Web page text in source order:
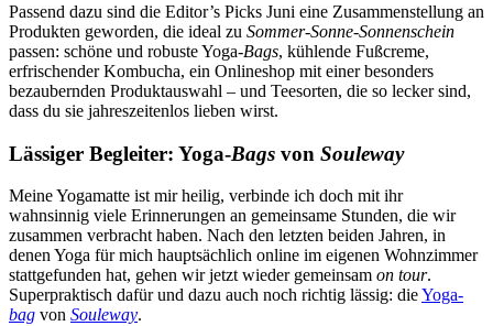
Passend dazu sind die Editor’s Picks Juni eine Zusammenstellung an
Produkten geworden, die ideal zu Sommer-Sonne-Sonnenschein
passen: schöne und robuste Yoga-Bags, kühlende Fußcreme,
erfrischender Kombucha, ein Onlineshop mit einer besonders
bezaubernden Produktauswahl – und Teesorten, die so lecker sind,
dass du sie jahreszeitenlos lieben wirst.
Lässiger Begleiter: Yoga-Bags von Souleway
Meine Yogamatte ist mir heilig, verbinde ich doch mit ihr
wahnsinnig viele Erinnerungen an gemeinsame Stunden, die wir
zusammen verbracht haben. Nach den letzten beiden Jahren, in
denen Yoga für mich hauptsächlich online im eigenen Wohnzimmer
stattgefunden hat, gehen wir jetzt wieder gemeinsam on tour.
Superpraktisch dafür und dazu auch noch richtig lässig: dieYoga-
bag von Souleway.